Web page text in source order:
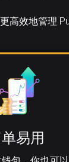
高效地管理
易用